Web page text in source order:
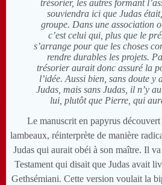
trésorier, les autres formant
souviendra ici que Judas
groupe. Dans une association
c’est celui qui, plus que le
s’arrange pour que les choses
rendre durables les projets.
trésorier aurait donc assuré la
l’idée. Aussi bien, sans doute y
Judas, mais sans Judas, il n’y
lui, plutôt que Pierre, qui
Le manuscrit en papyrus découvert
lambeaux, réinterprète de manière
Judas qui aurait obéi à son maître. Il
Testament qui disait que Judas avait
Gethsémiani. Cette version voulait la